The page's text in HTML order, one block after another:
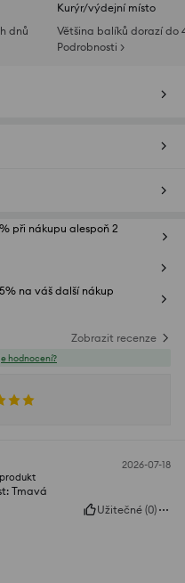
dnů
Kurýr/výdejní místo
Většina balíků dorazí do
Podrobnosti >
při nákupu alespoň 2
na váš další nákup
Zobrazit recenze
hodnocení?
2026-07-18
Tmavá
Užitečné (0)